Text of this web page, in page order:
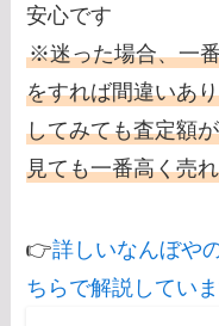
安心です
※迷った場合、一
をすれば間違いあ
してみても査定額
見ても一番高く売
👉詳しいなんぼや
ちらで解説していま